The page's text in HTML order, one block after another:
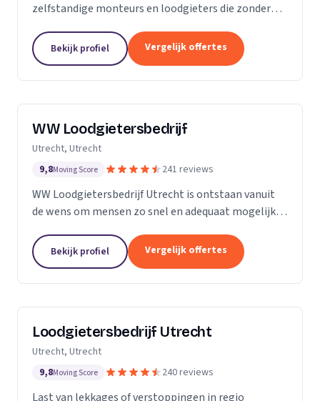
zelfstandige monteurs en loodgieters die zonder
rioolprobleem complexer bleek te zijn dan gedacht.
Of een rekening van...
Bekijk profiel Vergelijk offertes
WW Loodgietersbedrijf
Utrecht, Utrecht
9,8Moving Score 241 reviews
WW Loodgietersbedrijf Utrecht is ontstaan vanuit
de wens om mensen zo snel en adequaat mogelijk
hebben we onze diensten uitgebreid om ons ook
bezig...
Bekijk profiel Vergelijk offertes
Loodgietersbedrijf Utrecht
Utrecht, Utrecht
9,8Moving Score 240 reviews
Last van lekkages of verstoppingen in regio